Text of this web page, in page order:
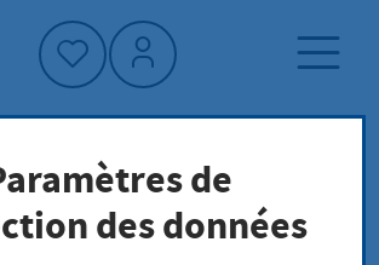
Actualités et appels d'offres
de
des données